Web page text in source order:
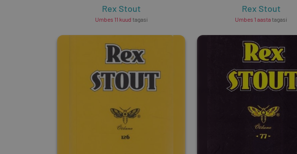
Rex Stout
Umbes 11 kuud tagasi
Rex Stout
Umbes 1 aastatagasi